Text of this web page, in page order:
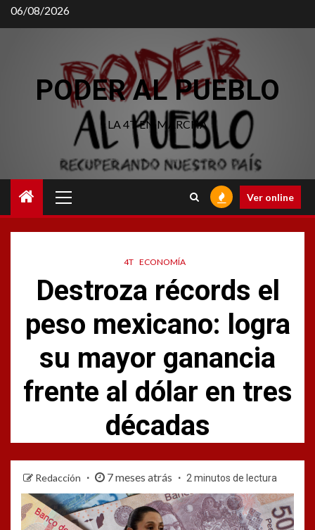
Saltar
al
06/08/2026
PODER AL PUEBLO
LA 4T EN MARCHA
principal
Ver online
4T ECONOMÍA
Destroza récords el
peso mexicano: logra
su mayor ganancia
frente al dólar en tres
décadas
Redacción 7 meses atrás 2 minutos de lectura